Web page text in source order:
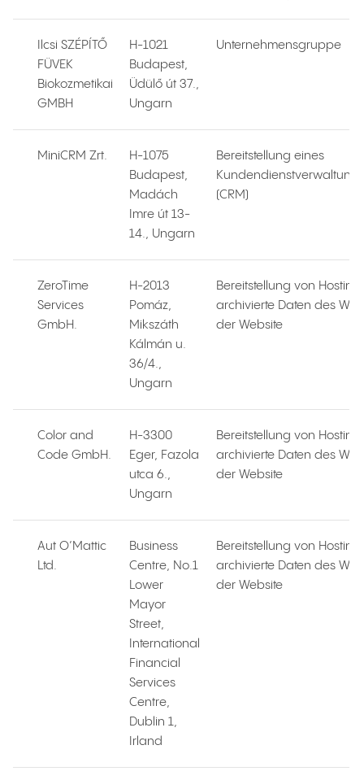
Ilcsi SZÉPÍTŐ
FÜVEK
Biokozmetikai
GMBH
H-1021
Budapest,
Üdülő út 37.,
Ungarn
Unternehmensgruppe
MiniCRM Zrt.
H-1075
Budapest,
Madách
Imre út 13-
14., Ungarn
Bereitstellung eines
(CRM)
ZeroTime
Services
GmbH.
H-2013
Pomáz,
Mikszáth
Kálmán u.
36/4.,
Ungarn
Bereitstellung von
archivierte Daten des
der Website
Color and
Code GmbH.
H-3300
Eger, Fazola
utca 6.,
Ungarn
Bereitstellung von
archivierte Daten des
der Website
Aut O’Mattic
Ltd.
Business
Centre, No.1
Lower
Mayor
Street,
International
Financial
Services
Centre,
Dublin 1,
Irland
Bereitstellung von
archivierte Daten des
der Website